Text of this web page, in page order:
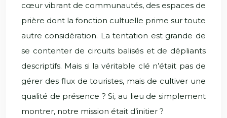
cœur vibrant de communautés, des espaces de
prière dont la fonction cultuelle prime sur toute
autre considération. La tentation est grande de
se contenter de circuits balisés et de dépliants
descriptifs. Mais si la véritable clé n’était pas de
gérer des flux de touristes, mais de cultiver une
qualité de présence ? Si, au lieu de simplement
montrer, notre mission était d’initier ?